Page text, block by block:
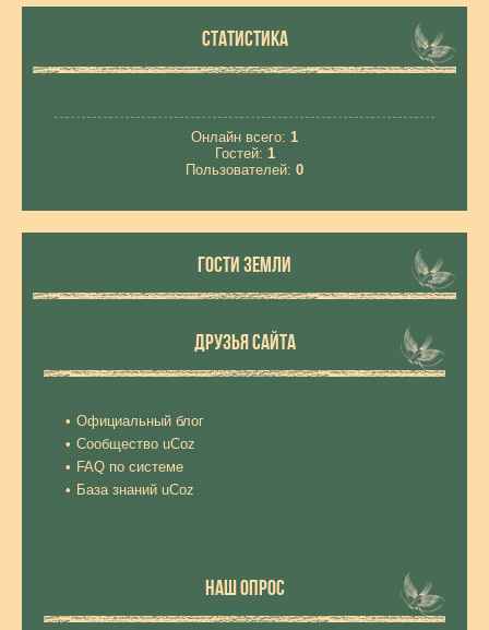
СТАТИСТИКА
Онлайн всего: 1
Гостей: 1
Пользователей: 0
ГОСТИ ЗЕМЛИ
ДРУЗЬЯ САЙТА
Официальный блог
Сообщество uCoz
FAQ по системе
База знаний uCoz
НАШ ОПРОС